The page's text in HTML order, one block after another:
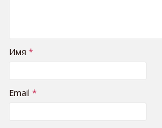
Имя *
Email *